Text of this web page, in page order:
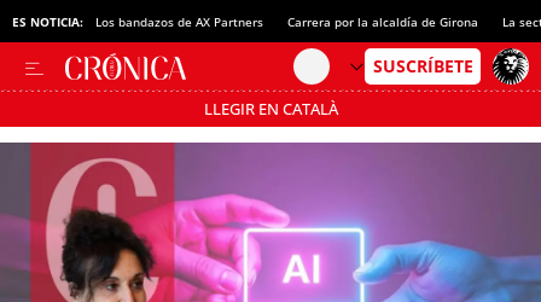
ES NOTICIA: Los bandazos de AX Partners Carrera por la alcaldía de Girona La
LLEGIR EN CATALÀ
Pásate al MODO AHORRO